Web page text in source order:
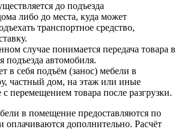
до подъезда
либо до места, куда может
транспортное средство,
случае понимается передача товара в
подъезда автомобиля.
в себя подъём (занос) мебели в
частный дом, на этаж или иные
с перемещением товара после разгрузки.
в помещение предоставляются по
оплачиваются дополнительно. Расчёт